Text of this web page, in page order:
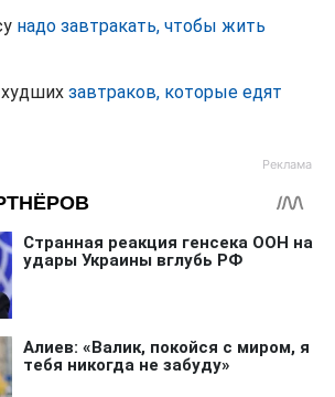
надо завтракать, чтобы жить
завтраков, которые едят